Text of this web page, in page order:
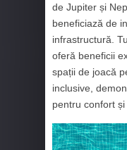
de Jupiter și
beneficiază de
infrastructură.
oferă beneficii
spații de joacă
inclusive,
pentru confort și